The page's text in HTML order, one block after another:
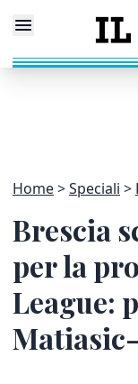
Home Speciali
Brescia
per la
League: